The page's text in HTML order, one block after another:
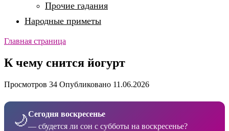
Прочие гадания
Народные приметы
Главная страница
К чему снится йогурт
Просмотров 34 Опубликовано 11.06.2026
🌙Сегодня воскресенье
— сбудется ли сон с субботы на воскресенье?